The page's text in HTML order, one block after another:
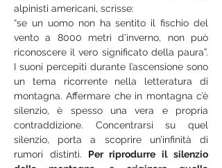
alpinisti americani, scrisse:
“se un uomo non ha sentito il fischio del
vento a 8000 metri d’inverno, non può
riconoscere il vero significato della paura”.
I suoni percepiti durante l’ascensione sono
un tema ricorrente nella letteratura di
montagna. Affermare che in montagna c’è
silenzio, è spesso una vera e propria
contraddizione. Concentrarsi su quel
silenzio, porta a scoprire un’infinità di
rumori distinti. Per riprodurre il silenzio